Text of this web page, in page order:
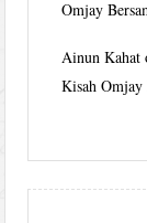
Omjay
Ainun Kahat
Kisah Omjay